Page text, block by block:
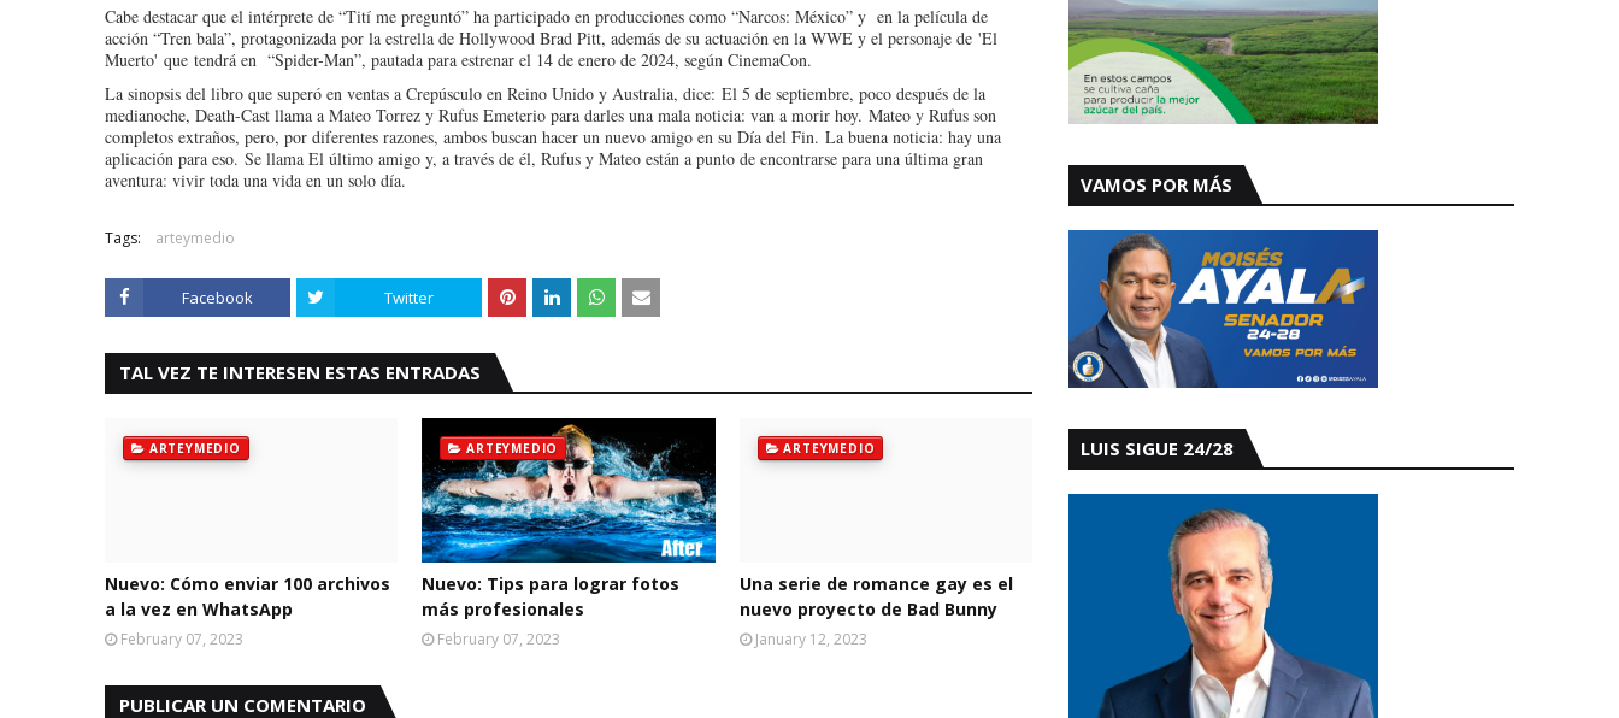
Cabe destacar que el intérprete de “Tití me preguntó” ha participado en producciones como “Narcos: México” y en la película de
acción “Tren bala”, protagonizada por la estrella de Hollywood Brad Pitt, además de su actuación en la WWE y el personaje de 'El
Muerto' que tendrá en “Spider-Man”, pautada para estrenar el 14 de enero de 2024, según CinemaCon.
La sinopsis del libro que superó en ventas a Crepúsculo en Reino Unido y Australia, dice: El 5 de septiembre, poco después de la
medianoche, Death-Cast llama a Mateo Torrez y Rufus Emeterio para darles una mala noticia: van a morir hoy. Mateo y Rufus son
completos extraños, pero, por diferentes razones, ambos buscan hacer un nuevo amigo en su Día del Fin. La buena noticia: hay una
aplicación para eso. Se llama El último amigo y, a través de él, Rufus y Mateo están a punto de encontrarse para una última gran
aventura: vivir toda una vida en un solo día.
Tags: arteymedio
Facebook Twitter
TAL VEZ TE INTERESEN ESTAS ENTRADAS
ARTEYMEDIO
Nuevo: Cómo enviar 100 archivos
a la vez en WhatsApp
February 07, 2023
ARTEYMEDIO
Nuevo: Tips para lograr fotos
más profesionales
February 07, 2023
ARTEYMEDIO
Una serie de romance gay es el
nuevo proyecto de Bad Bunny
January 12, 2023
PUBLICAR UN COMENTARIO
VAMOS POR MÁS
LUIS SIGUE 24/28